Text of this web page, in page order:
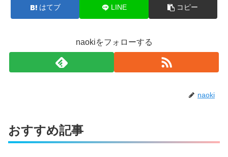
はてブ LINE コピー
naokiをフォローする
naoki
おすすめ記事